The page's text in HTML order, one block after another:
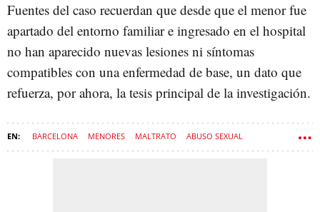
Fuentes del caso recuerdan que desde que el menor fue
apartado del entorno familiar e ingresado en el hospital
no han aparecido nuevas lesiones ni síntomas
compatibles con una enfermedad de base, un dato que
refuerza, por ahora, la tesis principal de la investigación.
BARCELONA MENORES MALTRATO ABUSO SEXUAL